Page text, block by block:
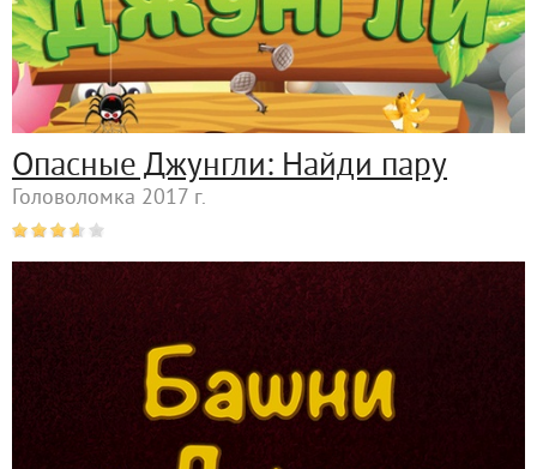
Опасные Джунгли: Найди пару
Головоломка 2017 г.